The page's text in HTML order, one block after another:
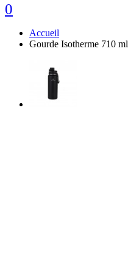
0
Accueil
Gourde Isotherme 710 ml